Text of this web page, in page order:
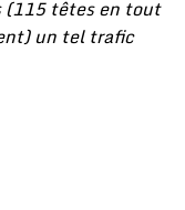
(115 têtes en tout
un tel trafic